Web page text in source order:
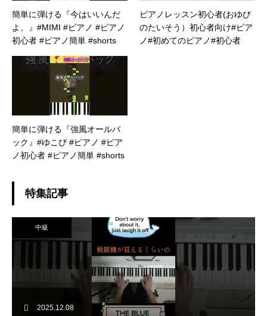
簡単に弾ける『今はいいんだ
よ。』#MIMI #ピアノ #ピアノ
初心者 #ピアノ簡単 #shorts
ピアノレッスン初心者(おゆび
のたいそう）初心者向け#ピア
ノ#初めてのピアノ#初心者
簡単に弾ける『強風オールバ
ック』#ゆこぴ #ピアノ #ピア
ノ初心者 #ピアノ簡単 #shorts
特集記事
中級
2025.12.08